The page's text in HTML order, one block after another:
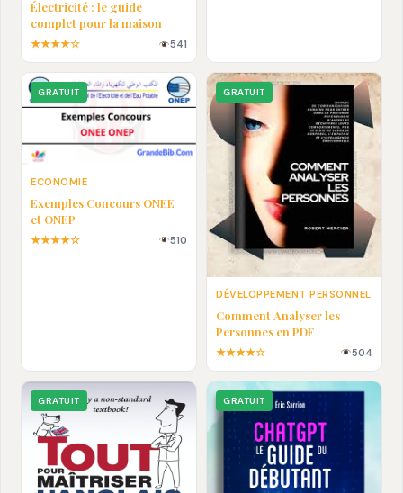
Électricité : le guide
complet pour la maison
★★★★☆ 541
GRATUIT
ECONOMIE
Exemples Concours ONEE
et ONEP
★★★★☆ 510
GRATUIT
DÉVELOPPEMENT PERSONNEL
Comment Analyser les
Personnes en PDF
★★★★☆ 504
GRATUIT GRATUIT